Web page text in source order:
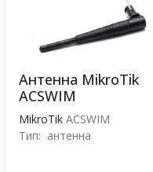
Антенна MikroTik
ACSWIM
MikroTik ACSWIM
Тип: антенна